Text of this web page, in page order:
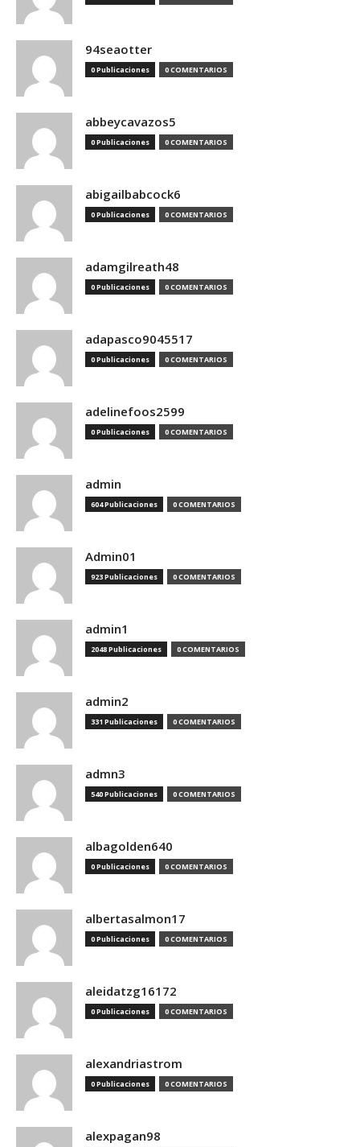
94seaotter
0 Publicaciones 0 COMENTARIOS
abbeycavazos5
0 Publicaciones 0 COMENTARIOS
abigailbabcock6
0 Publicaciones 0 COMENTARIOS
adamgilreath48
0 Publicaciones 0 COMENTARIOS
adapasco9045517
0 Publicaciones 0 COMENTARIOS
adelinefoos2599
0 Publicaciones 0 COMENTARIOS
admin
604 Publicaciones 0 COMENTARIOS
Admin01
923 Publicaciones 0 COMENTARIOS
admin1
2048 Publicaciones 0 COMENTARIOS
admin2
331 Publicaciones 0 COMENTARIOS
admn3
540 Publicaciones 0 COMENTARIOS
albagolden640
0 Publicaciones 0 COMENTARIOS
albertasalmon17
0 Publicaciones 0 COMENTARIOS
aleidatzg16172
0 Publicaciones 0 COMENTARIOS
alexandriastrom
0 Publicaciones 0 COMENTARIOS
alexpagan98